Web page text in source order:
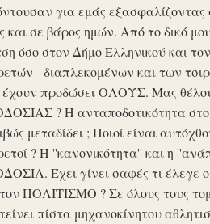
για εμάς
και σε βάρος ημών. Από το δικό
όσο στον Δήμο Ελληνικού και
- διαπλεκομένων και των
προδώσει ΟΛΟΥΣ. Μας
? Η ανταποδοτικότητα στο
μεταδίδει ; Ποιοί είναι
? Η ''κανονικότητα'' και η
Έχει γίνει σαφές τι έλεγε
ΠΟΛΙΤΙΣΜΟ ? Σε όλους τους
πίστα μηχανοκίνητου